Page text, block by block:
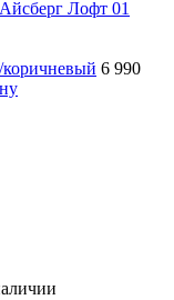
6 990